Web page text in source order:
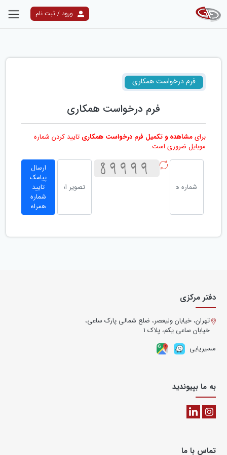
فرم درخواست همکاری
فرم درخواست همکاری
برایمشاهده و تکمیل فرم درخواست همکاری تایید کردن شماره
موبایل ضروری است.
ارسال
پیامک
تایید
شماره
همراه
ورود / ثبت نام
دفتر مرکزی
تهران، خیابان ولیعصر، ضلع شمالی پارک ساعی،
خیابان ساعی یکم، پلاک ۱
مسیریابی
به ما بپیوندید
تماس با ما